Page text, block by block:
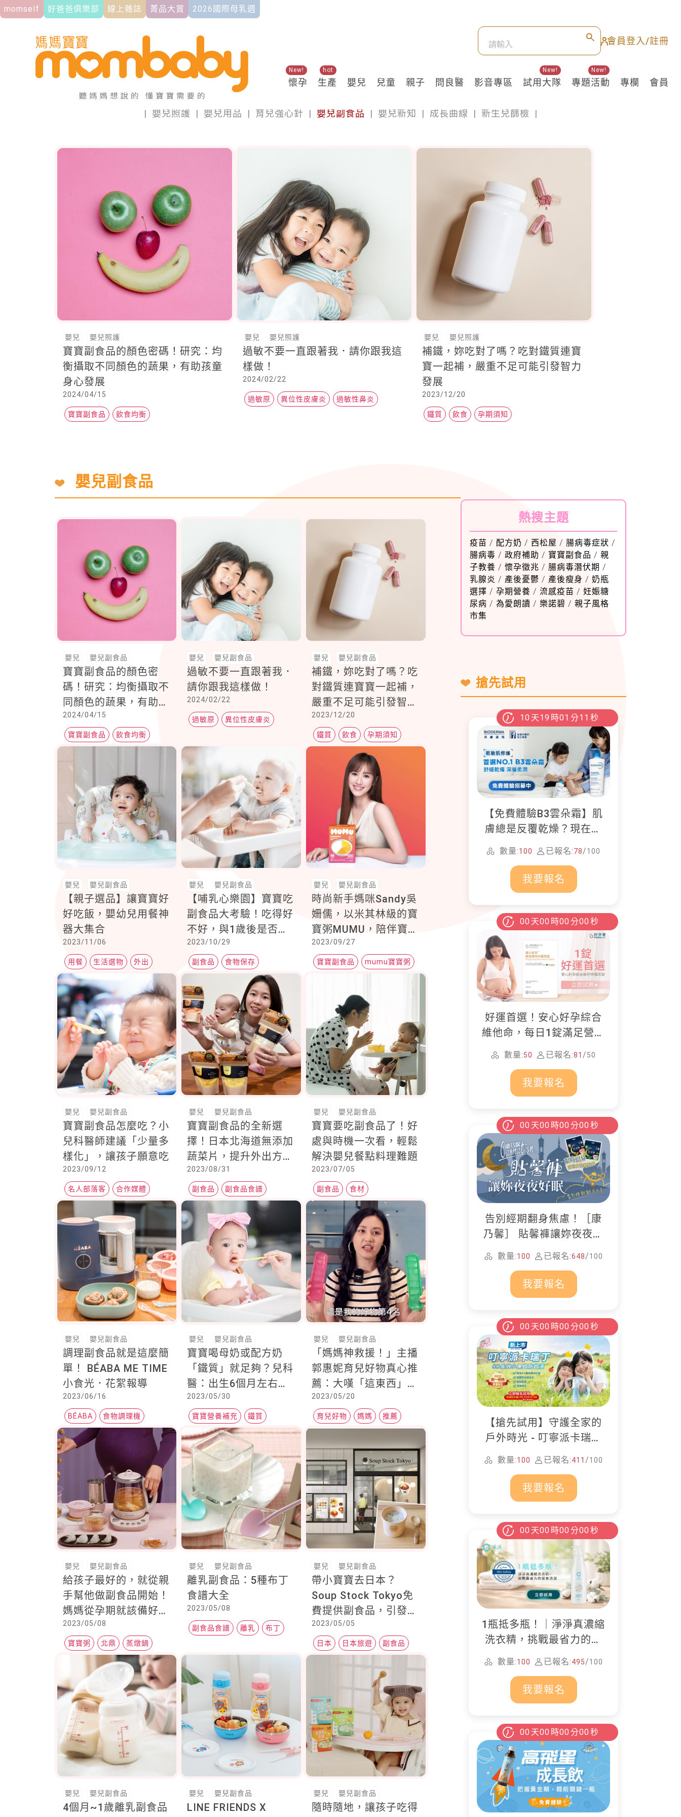
momself 好爸爸俱樂部 線上雜誌 菁品大賞 2026國際母乳週
會員登入/註冊
懷孕
New!
生產
hot
嬰兒 兒童 親子 問良醫 影音專區 試用大隊
New!
專題活動
New!
專欄 會員
嬰兒
| 嬰兒照護 | 嬰兒用品 | 育兒強心針 | 嬰兒副食品 | 嬰兒新知 | 成長曲線 | 新生兒篩檢 |
嬰兒 嬰兒照護
寶寶副食品的顏色密碼！研究：均
衡攝取不同顏色的蔬果，有助孩童
身心發展
2024/04/15
寶寶副食品 飲食均衡
嬰兒 嬰兒照護
過敏不要一直跟著我．請你跟我這
樣做！
2024/02/22
過敏原 異位性皮膚炎 過敏性鼻炎
嬰兒 嬰兒照護
補鐵，妳吃對了嗎？吃對鐵質連寶
寶一起補，嚴重不足可能引發智力
發展
2023/12/20
鐵質 飲食 孕期須知
嬰兒副食品
嬰兒 嬰兒副食品
寶寶副食品的顏色密
碼！研究：均衡攝取不
同顏色的蔬果，有助孩
童身心發展
2024/04/15
寶寶副食品 飲食均衡
嬰兒 嬰兒副食品
過敏不要一直跟著我．
請你跟我這樣做！
2024/02/22
過敏原 異位性皮膚炎
嬰兒 嬰兒副食品
補鐵，妳吃對了嗎？吃
對鐵質連寶寶一起補，
嚴重不足可能引發智力
發展
2023/12/20
鐵質 飲食 孕期須知
嬰兒 嬰兒副食品
【親子選品】讓寶寶好
好吃飯，嬰幼兒用餐神
器大集合
2023/11/06
用餐 生活選物 外出
嬰兒 嬰兒副食品
【哺乳心樂園】寶寶吃
副食品大考驗！吃得好
不好，與1歲後是否順
利銜接固體食物大有關
係
2023/10/29
副食品 食物保存
嬰兒 嬰兒副食品
時尚新手媽咪Sandy吳
姍儒，以米其林級的寶
寶粥MUMU，陪伴寶貝
「小初一」健康長大
2023/09/27
寶寶副食品 mumu寶寶粥
嬰兒 嬰兒副食品
寶寶副食品怎麼吃？小
兒科醫師建議「少量多
樣化」，讓孩子願意吃
2023/09/12
名人部落客 合作媒體
嬰兒 嬰兒副食品
寶寶副食品的全新選
擇！日本北海道無添加
蔬菜片，提升外出方便
性，爸媽準備超
easy！
2023/08/31
副食品 副食品食譜
嬰兒 嬰兒副食品
寶寶要吃副食品了！好
處與時機一次看，輕鬆
解決嬰兒餐點料理難題
2023/07/05
副食品 食材
寶寶營養食譜
嬰兒 嬰兒副食品
調理副食品就是這麼簡
單！ BÉABA ME TIME
小食光．花絮報導
2023/06/16
BÉABA 食物調理機
寶寶營養食譜
嬰兒 嬰兒副食品
寶寶喝母奶或配方奶
「鐵質」就足夠？兒科
醫：出生6個月左右會
消耗殆盡，聰明補鐵可
以這樣吃！
2023/05/30
寶寶營養補充 鐵質
鐵質缺乏
嬰兒 嬰兒副食品
「媽媽神救援！」主播
郭惠妮育兒好物真心推
薦：大嘆「這東西」第
三胎才知道，超可惜
2023/05/20
育兒好物 媽媽 推薦
嬰兒 嬰兒副食品
給孩子最好的，就從親
手幫他做副食品開始！
媽媽從孕期就該備好的
廚房神隊友，有了它
們，寶寶、自己與全家
人都能「輕鬆」吃出健
2023/05/08
寶寶粥 北鼎 蒸燉鍋
嬰兒 嬰兒副食品
離乳副食品：5種布丁
食譜大全
2023/05/08
副食品食譜 離乳 布丁
嬰兒 嬰兒副食品
帶小寶寶去日本？
Soup Stock Tokyo免
費提供副食品，引發反
對意見，不想用餐被小
孩打擾，官方回應令人
激讚！
2023/05/05
日本 日本旅遊 副食品
嬰兒 嬰兒副食品
4個月~1歲離乳副食品
嬰兒 嬰兒副食品
LINE FRIENDS X
嬰兒 嬰兒副食品
隨時隨地，讓孩子吃得
熱搜主題
疫苗 / 配方奶 / 西松屋 / 腸病毒症狀 /
腸病毒 / 政府補助 / 寶寶副食品 / 親
子教養 / 懷孕徵兆 / 腸病毒潛伏期 /
乳腺炎 / 產後憂鬱 / 產後瘦身 / 奶瓶
選擇 / 孕期營養 / 流感疫苗 / 妊娠糖
尿病 / 為愛朗讀 / 樂諾碧 / 親子風格
市集
搶先試用
10 天19 時01 分10 秒
【免費體驗B3雲朵霜】肌
膚總是反覆乾燥？現在就
加入貝膚黛瑪修護體驗計
畫！
數量:100 已報名:78/100
我要報名
00 天00 時00 分00 秒
好運首選！安心好孕綜合
維他命，每日1錠滿足營養
所需
數量:50 已報名:81 /50
我要報名
00 天00 時00 分00 秒
告別經期翻身焦慮！［康
乃馨］ 貼馨褲讓妳夜夜好
數量:100 已報名:648/100
我要報名
00 天00 時00 分00 秒
【搶先試用】守護全家的
戶外時光 - 叮寧派卡瑞丁
防蚊液
數量:100 已報名:411 /100
我要報名
00 天00 時00 分00 秒
1瓶抵多瓶！｜淨淨真濃縮
洗衣精，挑戰最省力的居
家清潔
數量:100 已報名:495/100
我要報名
00 天00 時00 分00 秒